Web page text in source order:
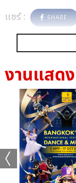
แชร์ : SHARE
งานแสดง